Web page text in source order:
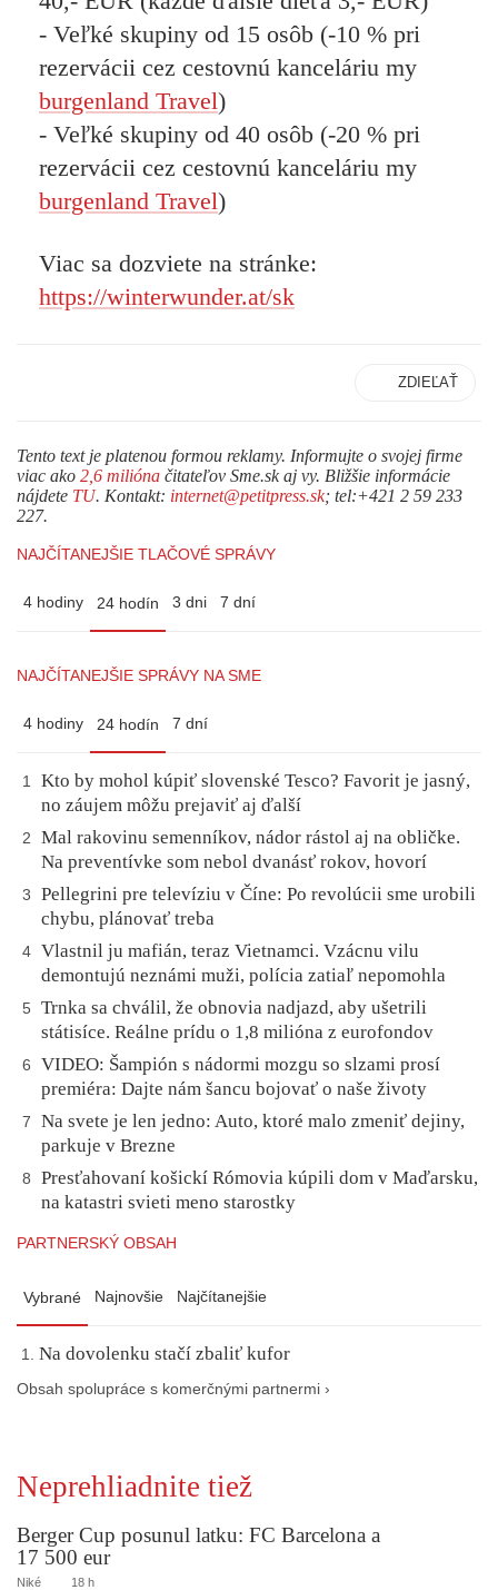
- Veľké skupiny od 15 osôb (-10 % pri
rezervácii cez cestovnú kanceláriu my
burgenland Travel)
- Veľké skupiny od 40 osôb (-20 % pri
rezervácii cez cestovnú kanceláriu my
burgenland Travel)
Viac sa dozviete na stránke:
https://winterwunder.at/sk
ZDIEĽAŤ
Tento text je platenou formou reklamy. Informujte o svojej firme
viac ako 2,6 milióna čitateľov Sme.sk aj vy. Bližšie informácie
nájdete TU. Kontakt: internet@petitpress.sk; tel:+421 2 59 233
227.
NAJČÍTANEJŠIE TLAČOVÉ SPRÁVY
4 hodiny 24 hodín 3 dni 7 dní
NAJČÍTANEJŠIE SPRÁVY NA SME
4 hodiny 24 hodín 7 dní
1
Kto by mohol kúpiť slovenské Tesco? Favorit je jasný,
no záujem môžu prejaviť aj ďalší
2
Mal rakovinu semenníkov, nádor rástol aj na obličke.
Na preventívke som nebol dvanásť rokov, hovorí
3
Pellegrini pre televíziu v Číne: Po revolúcii sme urobili
chybu, plánovať treba
4 Vlastnil ju mafián, teraz Vietnamci. Vzácnu vilu
demontujú neznámi muži, polícia zatiaľ nepomohla
5
Trnka sa chválil, že obnovia nadjazd, aby ušetrili
státisíce. Reálne prídu o 1,8 milióna z eurofondov
6
VIDEO: Šampión s nádormi mozgu so slzami prosí
premiéra: Dajte nám šancu bojovať o naše životy
7
Na svete je len jedno: Auto, ktoré malo zmeniť dejiny,
parkuje v Brezne
8
Presťahovaní košickí Rómovia kúpili dom v Maďarsku,
na katastri svieti meno starostky
PARTNERSKÝ OBSAH
Vybrané Najnovšie Najčítanejšie
Na dovolenku stačí zbaliť kufor
Obsah spolupráce s komerčnými partnermi ›
Neprehliadnite tiež
Berger Cup posunul latku: FC Barcelona a
17 500 eur
Niké 18 h